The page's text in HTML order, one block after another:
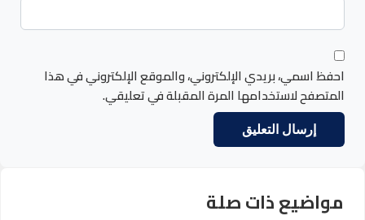
احفظ اسمي، بريدي الإلكتروني، والموقع الإلكتروني في هذا
المتصفح لاستخدامها المرة المقبلة في تعليقي.
مواضيع ذات صلة